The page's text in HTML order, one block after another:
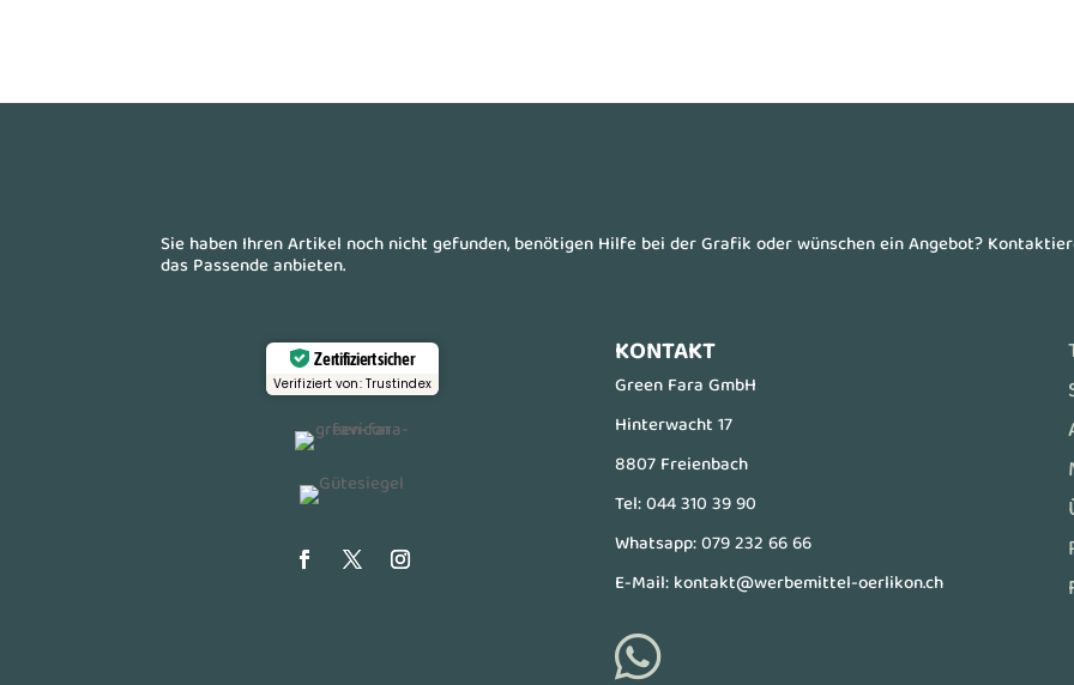
Sie haben Ihren Artikel noch nicht gefunden, benötigen Hilfe bei der Grafik oder wünschen ein Angebot?
das Passende anbieten.
Zertifiziert sicher
Verifiziert von: Trustindex
KONTAKT
Green Fara GmbH
Hinterwacht 17
8807 Freienbach
Tel:044 310 39 90
Whatsapp:079 232 66 66
E-Mail:kontakt@werbemittel-oerlikon.ch
